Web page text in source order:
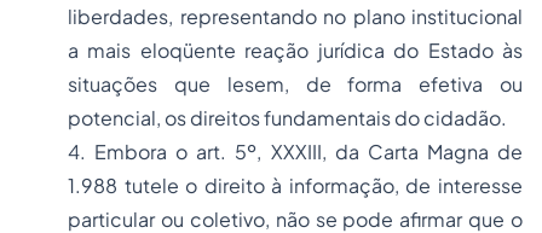
liberdades, representando no plano institucional
a mais eloqüente reação jurídica do Estado às
situações que lesem, de forma efetiva ou
potencial, os direitos fundamentais do cidadão.
4. Embora o art. 5º, XXXIII, da Carta Magna de
1.988 tutele o direito à informação, de interesse
particular ou coletivo, não se pode afirmar que o